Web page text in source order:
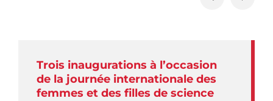
Trois inaugurations à l’occasion
de la journée internationale des
femmes et des filles de science